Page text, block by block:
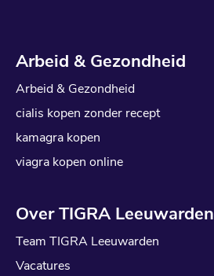
Arbeid & Gezondheid
Arbeid & Gezondheid
cialis kopen zonder recept
kamagra kopen
viagra kopen online
Over TIGRA Leeuwarden
Team TIGRA Leeuwarden
Vacatures